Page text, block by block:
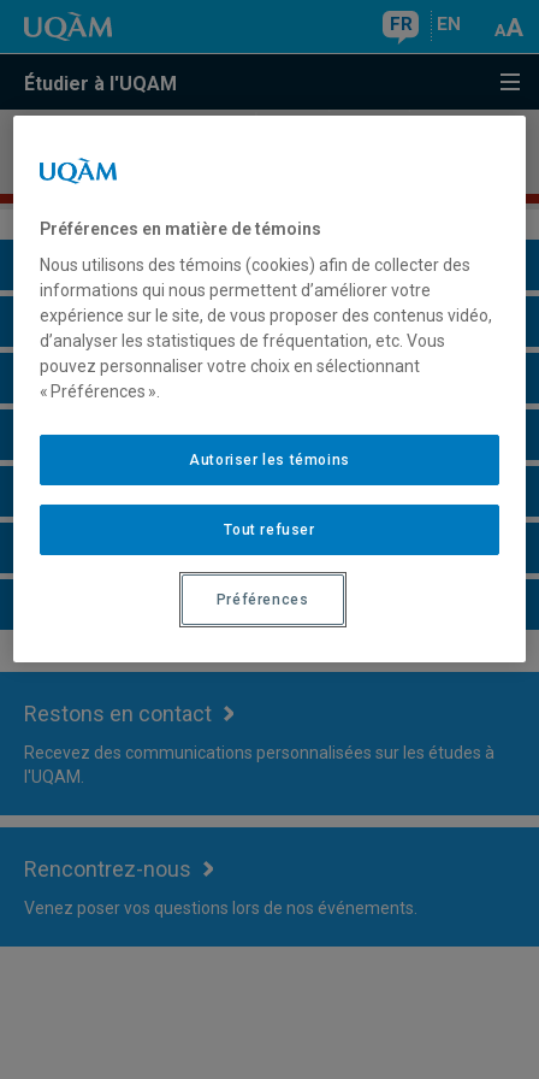
FR EN
Étudier à l'UQAM
accompagnement entrepreneurial
Présentation du programme
Conditions d'admission
Cours à suivre et horaires
Grille de cheminement
Remarques et règlements
Faire une demande d'admission
Restons en contact
Recevez des communications personnalisées sur les études à
l'UQAM.
Rencontrez-nous
Venez poser vos questions lors de nos événements.
Préférences en matière de témoins
Nous utilisons des témoins (cookies) afin de collecter des
informations qui nous permettent d’améliorer votre
expérience sur le site, de vous proposer des contenus vidéo,
d’analyser les statistiques de fréquentation, etc. Vous
pouvez personnaliser votre choix en sélectionnant
« Préférences ».
Tout refuser
Autoriser les témoins
Préférences